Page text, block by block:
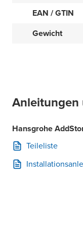
EAN / GTIN
Gewicht
Anleitungen
Hansgrohe
Teileliste